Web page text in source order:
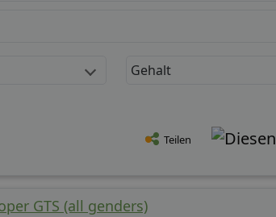
Gehalt
Teilen
GTS (all genders)